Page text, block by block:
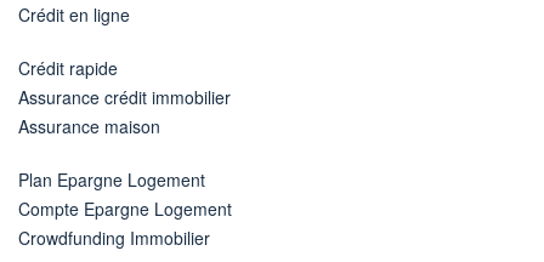
Crédit en ligne
Crédit rapide
Assurance crédit immobilier
Assurance maison
Plan Epargne Logement
Compte Epargne Logement
Crowdfunding Immobilier